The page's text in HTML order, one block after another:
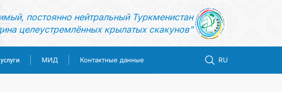
постоянно нейтральный Туркменистан
целеустремлённых крылатых скакунов"
МИД Контактные данные RU